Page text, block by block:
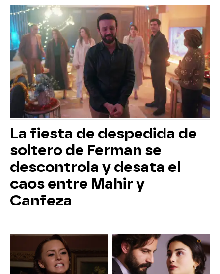
La fiesta de despedida de
soltero de Ferman se
descontrola y desata el
caos entre Mahir y
Canfeza